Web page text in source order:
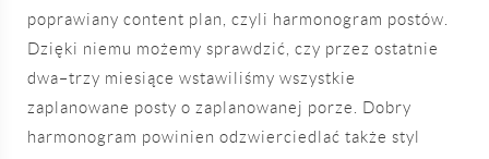
poprawiany content plan, czyli harmonogram postów.
Dzięki niemu możemy sprawdzić, czy przez ostatnie
dwa–trzy miesiące wstawiliśmy wszystkie
zaplanowane posty o zaplanowanej porze. Dobry
harmonogram powinien odzwierciedlać także styl